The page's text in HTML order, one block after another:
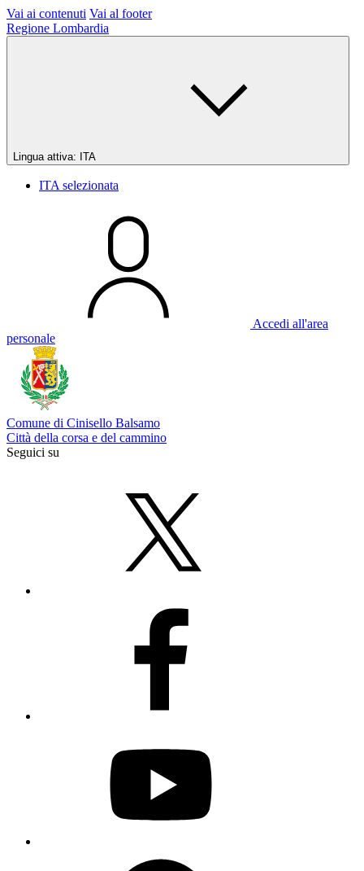
Vai ai contenuti Vai al footer
Regione Lombardia
Lingua attiva: ITA
ITA selezionata
Accedi all'area
personale
Comune di Cinisello Balsamo
Città della corsa e del cammino
Seguici su